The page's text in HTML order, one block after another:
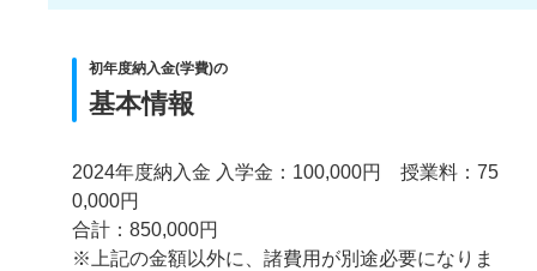
初年度納入金(学費)の
基本情報
2024年度納入金 入学金：100,000円 授業料：75
0,000円
合計：850,000円
※上記の金額以外に、諸費用が別途必要になりま